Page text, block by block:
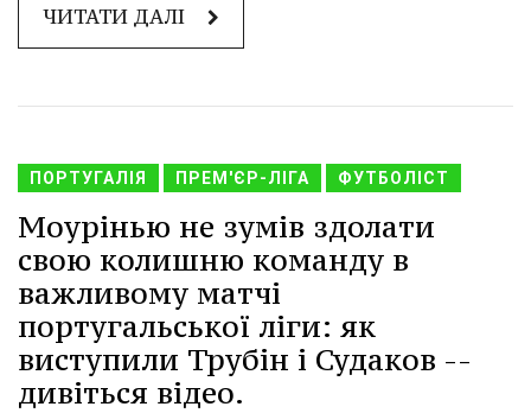
ЧИТАТИ ДАЛІ
ПОРТУГАЛІЯ ПРЕМ'ЄР-ЛІГА ФУТБОЛІСТ
Моурінью не зумів здолати
свою колишню команду в
важливому матчі
португальської ліги: як
виступили Трубін і Судаков --
дивіться відео.